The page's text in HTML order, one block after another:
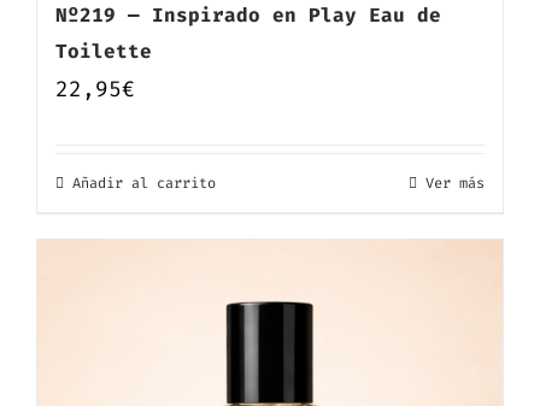
Nº219 — Inspirado en Play Eau de
Toilette
22,95€
Añadir al carrito Ver más